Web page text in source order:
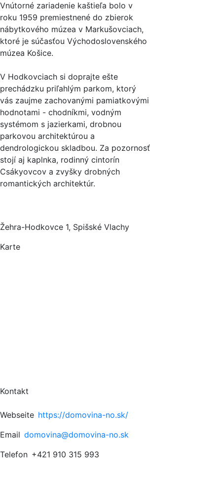
Vnútorné zariadenie kaštieľa bolo v
roku 1959 premiestnené do zbierok
nábytkového múzea v Markušovciach,
ktoré je súčasťou Východoslovenského
múzea Košice.
V Hodkovciach si doprajte ešte
prechádzku priľahlým parkom, ktorý
vás zaujme zachovanými pamiatkovými
hodnotami - chodníkmi, vodným
systémom s jazierkami, drobnou
parkovou architektúrou a
dendrologickou skladbou. Za pozornosť
stojí aj kaplnka, rodinný cintorín
Csákyovcov a zvyšky drobných
romantických architektúr.
Žehra-Hodkovce 1, Spišské Vlachy
Karte
Kontakt
Webseite https://domovina-no.sk/
Email domovina@domovina-no.sk
Telefon +421 910 315 993